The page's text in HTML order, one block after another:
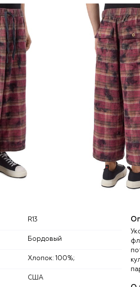
R13
Бордовый
Хлопок: 100%;
США